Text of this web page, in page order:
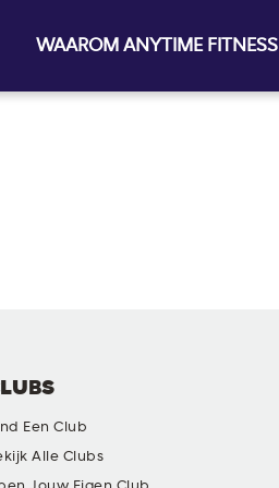
WAAROM ANYTIME FITNESS
Een Club
Alle Clubs